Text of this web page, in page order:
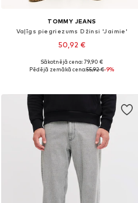
TOMMY JEANS
Vaļīgs piegriezums Džinsi 'Jaimie'
50,92 €
Pieejams daudzos izmēros
Sākotnējā cena: 79,90 €
Pēdējā zemākā cena:55,92 €-9%